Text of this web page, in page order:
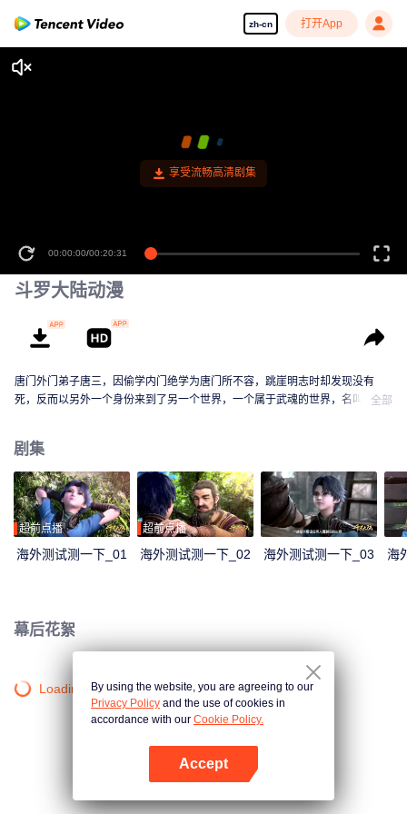
zh-cn 打开App
享受流畅高清剧集
00:00:00/00:20:31
斗罗大陆动漫
唐门外门弟子唐三，因偷学内门绝学为唐门所不容，跳崖明志时却发现没有
死，反而以另外一个身份来到了另一个世界，一个属于武魂的世界，名叫斗罗
有器物，武魂可以辅助人们的日常生活。而其中一些特别出色的武魂却可以用
来修炼并进行战斗，这个职业，是斗罗大陆上最为强大也是最荣耀的职业“魂
师”。 小小的唐三在圣魂村开始了他的魂师修炼之路，并萌生了振兴唐门的梦
想。当唐门暗器来到斗罗大陆，当唐三武魂觉醒，他能否在这片武魂的世界再
铸唐门的辉煌？
全部
剧集
超前点播
海外测试测一下_01
超前点播
海外测试测一下_02 海外测试测一下_03 海
幕后花絮
Loading…By using the website, you are agreeing to our
Privacy Policy and the use of cookies in
accordance with our Cookie Policy.
Accept